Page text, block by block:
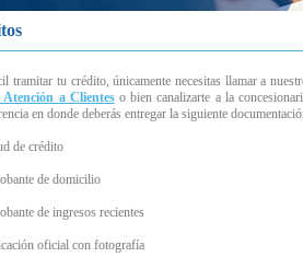
tramitar tu crédito, únicamente necesitas llamar a
a Clienteso bien canalizarte a la
en donde deberás entregar la siguiente
de crédito
de domicilio
de ingresos recientes
oficial con fotografía